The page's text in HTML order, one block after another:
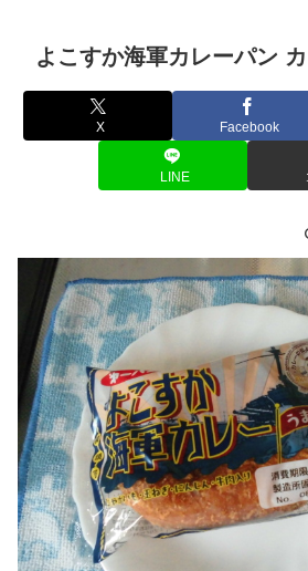
よこすか海軍カレーパン
X Facebook
LINE